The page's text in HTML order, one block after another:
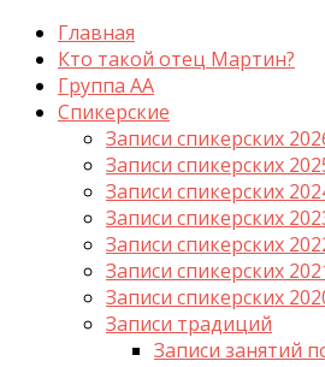
Главная
Кто такой отец Мартин?
Группа АА
Спикерские
Записи спикерских
Записи спикерских
Записи спикерских
Записи спикерских
Записи спикерских
Записи спикерских
Записи спикерских
Записи традиций
Записи занятий